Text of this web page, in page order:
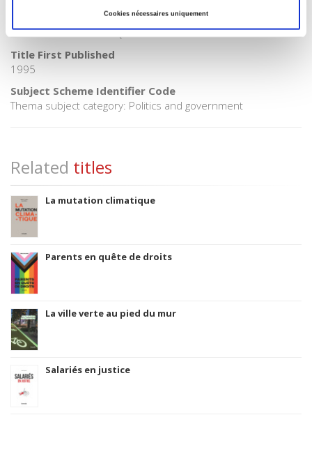
Cookies nécessaires uniquement
CLIL (Version 2013-2019)
3283 SCIENCES POLITIQUES
Title First Published
1995
Subject Scheme Identifier Code
Thema subject category: Politics and government
Related titles
La mutation climatique
Parents en quête de droits
La ville verte au pied du mur
Salariés en justice